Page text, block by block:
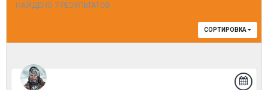
НАЙДЕНО 7 РЕЗУЛЬТАТОВ
СОРТИРОВКА